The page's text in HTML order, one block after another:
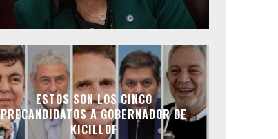
ESTOS SON LOS CINCO
PRECANDIDATOS A GOBERNADOR DE
KICILLOF